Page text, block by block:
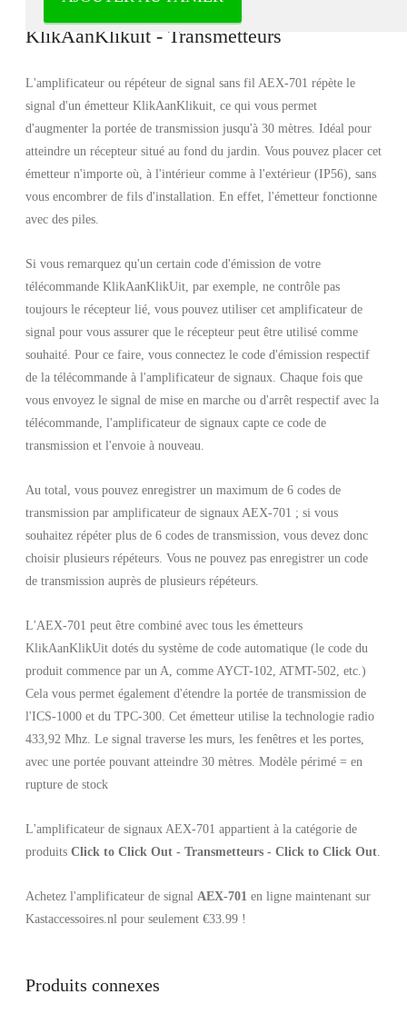
Amplificateur de signaux AEX-701 -
KlikAanKlikuit - Transmetteurs
L'amplificateur ou répéteur de signal sans fil AEX-701 répète le
signal d'un émetteur KlikAanKlikuit, ce qui vous permet
d'augmenter la portée de transmission jusqu'à 30 mètres. Idéal pour
atteindre un récepteur situé au fond du jardin. Vous pouvez placer cet
émetteur n'importe où, à l'intérieur comme à l'extérieur (IP56), sans
vous encombrer de fils d'installation. En effet, l'émetteur fonctionne
avec des piles.
Si vous remarquez qu'un certain code d'émission de votre
télécommande KlikAanKlikUit, par exemple, ne contrôle pas
toujours le récepteur lié, vous pouvez utiliser cet amplificateur de
signal pour vous assurer que le récepteur peut être utilisé comme
souhaité. Pour ce faire, vous connectez le code d'émission respectif
de la télécommande à l'amplificateur de signaux. Chaque fois que
vous envoyez le signal de mise en marche ou d'arrêt respectif avec la
télécommande, l'amplificateur de signaux capte ce code de
transmission et l'envoie à nouveau.
Au total, vous pouvez enregistrer un maximum de 6 codes de
transmission par amplificateur de signaux AEX-701 ; si vous
souhaitez répéter plus de 6 codes de transmission, vous devez donc
choisir plusieurs répéteurs. Vous ne pouvez pas enregistrer un code
de transmission auprès de plusieurs répéteurs.
L'AEX-701 peut être combiné avec tous les émetteurs
KlikAanKlikUit dotés du système de code automatique (le code du
produit commence par un A, comme AYCT-102, ATMT-502, etc.)
Cela vous permet également d'étendre la portée de transmission de
l'ICS-1000 et du TPC-300. Cet émetteur utilise la technologie radio
433,92 Mhz. Le signal traverse les murs, les fenêtres et les portes,
avec une portée pouvant atteindre 30 mètres. Modèle périmé = en
rupture de stock
L'amplificateur de signaux AEX-701 appartient à la catégorie de
produits Click to Click Out - Transmetteurs - Click to Click Out
Achetez l'amplificateur de signal AEX-701 en ligne maintenant sur
Kastaccessoires.nl pour seulement €33.99 !
Produits connexes